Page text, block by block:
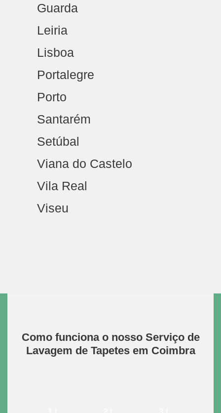
Guarda
Leiria
Lisboa
Portalegre
Porto
Santarém
Setúbal
Viana do Castelo
Vila Real
Viseu
Como funciona o nosso Serviço de
Lavagem de Tapetes em Coimbra